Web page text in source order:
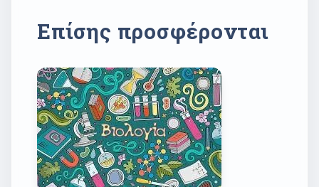
Επίσης προσφέρονται